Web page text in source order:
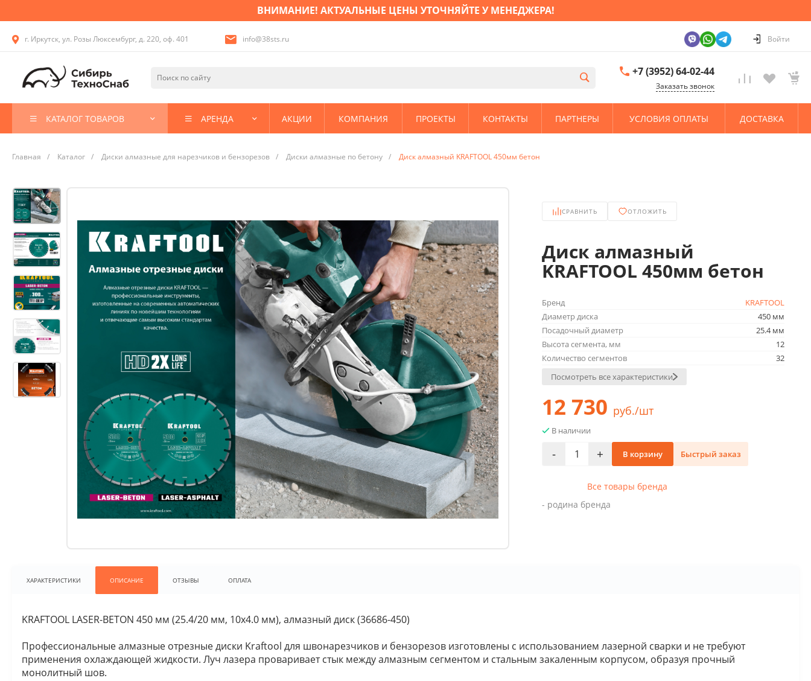
ВНИМАНИЕ! АКТУАЛЬНЫЕ ЦЕНЫ УТОЧНЯЙТЕ У МЕНЕДЖЕРА!
г. Иркутск, ул. Розы Люксембург, д. 220, оф. 401 info@38sts.ru Войти
+7 (3952) 64-02-44
Заказать звонок
КАТАЛОГ ТОВАРОВ АРЕНДА АКЦИИ КОМПАНИЯ ПРОЕКТЫ КОНТАКТЫ ПАРТНЕРЫ УСЛОВИЯ ОПЛАТЫ ДОСТАВКА
Главная / Каталог / Диски алмазные для нарезчиков и бензорезов / Диски алмазные по бетону / Диск алмазный KRAFTOOL 450мм бетон
СРАВНИТЬ ОТЛОЖИТЬ
Диск алмазный
KRAFTOOL 450мм бетон
Бренд
KRAFTOOL
Диаметр диска
450 мм
Посадочный диаметр
25.4 мм
Высота сегмента, мм
12
Количество сегментов
32
Посмотреть все характеристики
12 730 руб./шт
В наличии
- + В корзину Быстрый заказ
Все товары бренда
- родина бренда
ХАРАКТЕРИСТИКИ ОПИСАНИЕ ОТЗЫВЫ ОПЛАТА
KRAFTOOL LASER-BETON 450 мм (25.4/20 мм, 10х4.0 мм), алмазный диск (36686-450)
Профессиональные алмазные отрезные диски Kraftool для швонарезчиков и бензорезов изготовлены с использованием лазерной сварки и не требуют
применения охлаждающей жидкости. Луч лазера проваривает стык между алмазным сегментом и стальным закаленным корпусом, образуя прочный
монолитный шов.